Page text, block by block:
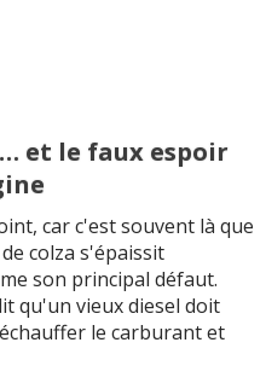
et le faux espoir
car c'est souvent là que
colza s'épaissit
son principal défaut.
qu'un vieux diesel doit
le carburant et